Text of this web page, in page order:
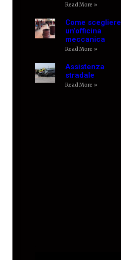
Read More »
Come scegliere
un’officina
meccanica
Read More »
Assistenza
stradale
Read More »